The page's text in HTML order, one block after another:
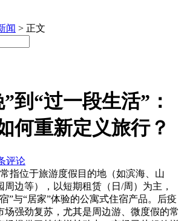
闻 > 正文
到“过一段生活”：
何重新定义旅行？
评论
指位于旅游度假目的地（如滨海、山
边等），以短期租赁（日/周）为主，
”与“居家”体验的公寓式住宿产品。后疫
场强劲复苏，尤其是周边游、微度假的常